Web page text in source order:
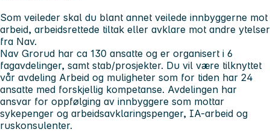
Som veileder skal du blant annet veilede innbyggerne mot
arbeid, arbeidsrettede tiltak eller avklare mot andre ytelser
fra Nav.
Nav Grorud har ca 130 ansatte og er organisert i 6
fagavdelinger, samt stab/prosjekter. Du vil være tilknyttet
vår avdeling Arbeid og muligheter som for tiden har 24
ansatte med forskjellig kompetanse. Avdelingen har
ansvar for oppfølging av innbyggere som mottar
sykepenger og arbeidsavklaringspenger, IA-arbeid og
ruskonsulenter.